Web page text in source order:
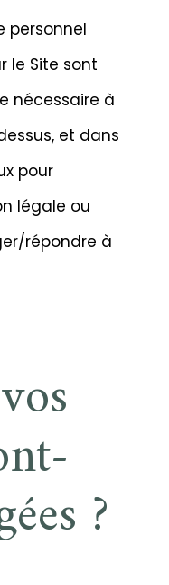
personnel
le Site sont
nécessaire à
et dans
pour
légale ou
répondre à
?